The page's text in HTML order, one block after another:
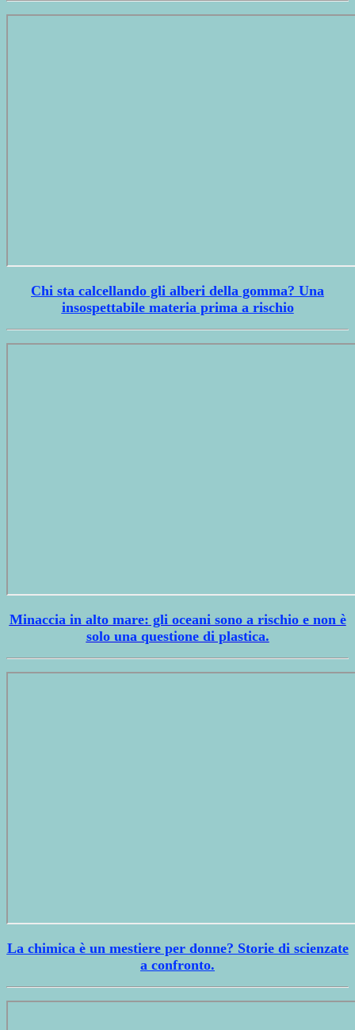
Chi sta calcellando gli alberi della gomma? Una
insospettabile materia prima a rischio
Minaccia in alto mare: gli oceani sono a rischio e non è
solo una questione di plastica.
La chimica è un mestiere per donne? Storie di scienzate
a confronto.